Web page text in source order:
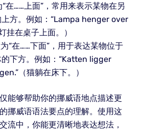
在……上面”，常用来表示某物在另
方。例如：“Lampa henger over
挂在桌子上面。）
“在……下面”，用于表达某物位于
的下方。例如：“Katten ligger
（猫躺在床下。）
能够帮助你的挪威语地点描述更
挪威语语法要点的理解。使用这
流中，你能更清晰地表达想法，